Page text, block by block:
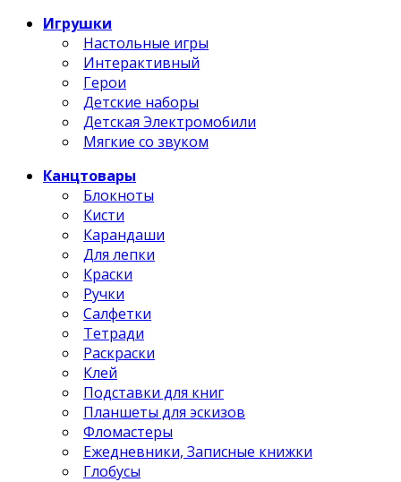
Игрушки
Настольные игры
Интерактивный
Герои
Детские наборы
Детская Электромобили
Мягкие со звуком
Канцтовары
Блокноты
Кисти
Карандаши
Для лепки
Краски
Ручки
Салфетки
Тетради
Раскраски
Клей
Подставки для книг
Планшеты для эскизов
Фломастеры
Ежедневники, Записные книжки
Глобусы